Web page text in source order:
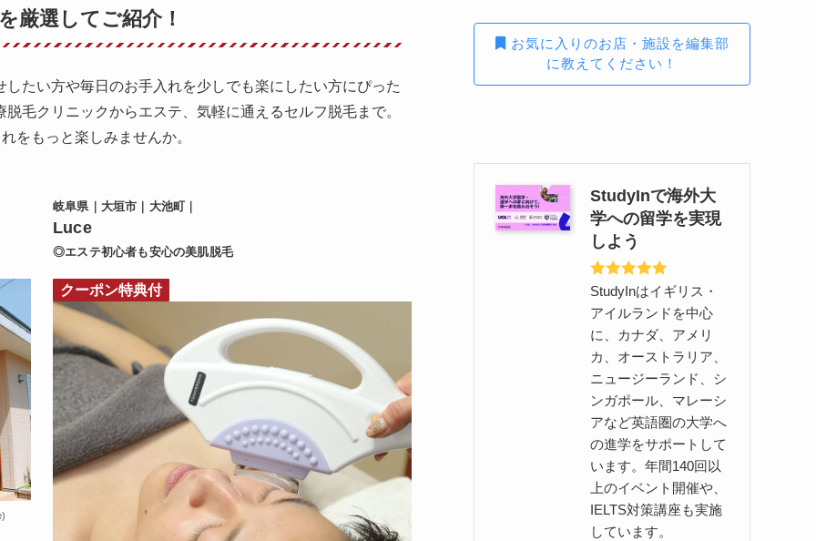
厳選してご紹介！
たい方や毎日のお手入れを少しでも楽にしたい方にぴった
毛クリニックからエステ、気軽に通えるセルフ脱毛まで。
をもっと楽しみませんか。
岐阜県｜大垣市｜大池町｜
Luce
◎エステ初心者も安心の美肌脱毛
クーポン特典付
お気に入りのお店・施設を編集部
に教えてください！
StudyInで海外大
学への留学を実現
しよう
StudyInはイギリス・
アイルランドを中心
に、カナダ、アメリ
カ、オーストラリア、
ニュージーランド、シ
ンガポール、マレーシ
アなど英語圏の大学へ
の進学をサポートして
います。年間140回以
上のイベント開催や、
IELTS対策講座も実施
しています。